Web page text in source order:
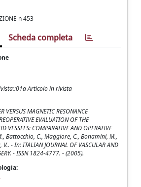
n 453
Scheda completa
Articolo in rivista
VERSUS MAGNETIC RESONANCE
EVALUATION OF THE
VESSELS: COMPARATIVE AND OPERATIVE
Battocchio, C., Maggiore, C., Bonamini, M.,
- In: ITALIAN JOURNAL OF VASCULAR AND
- ISSN 1824-4777. - (2005).